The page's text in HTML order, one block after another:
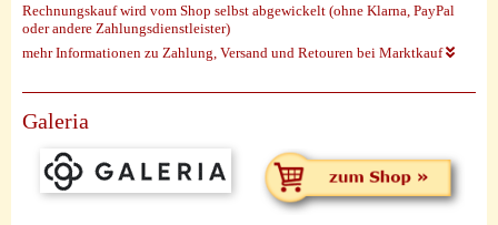
Rechnungskauf wird vom Shop selbst abgewickelt (ohne Klarna, PayPal
oder andere Zahlungsdienstleister)
mehr Informationen zu Zahlung, Versand und Retouren bei Marktkauf
Galeria